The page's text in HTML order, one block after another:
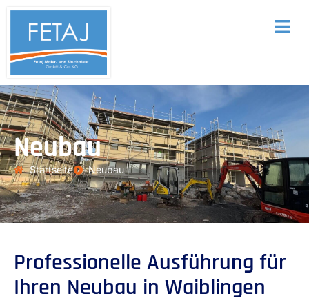
Neubau
Startseite Neubau
Professionelle Ausführung für
Ihren Neubau in Waiblingen